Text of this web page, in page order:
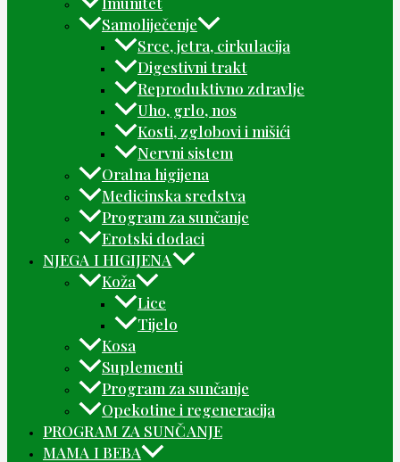
Samoliječenje
Srce, jetra, cirkulacija
Digestivni trakt
Reproduktivno zdravlje
Uho, grlo, nos
Kosti, zglobovi i mišići
Nervni sistem
Oralna higijena
Medicinska sredstva
Program za sunčanje
Erotski dodaci
NJEGA I HIGIJENA
Koža
Lice
Tijelo
Kosa
Suplementi
Program za sunčanje
Opekotine i regeneracija
PROGRAM ZA SUNČANJE
MAMA I BEBA